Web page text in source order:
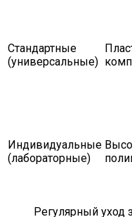
Стандартные
(универсальные)
Индивидуальные
(лабораторные)
Регулярный